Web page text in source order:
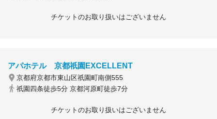
チケットのお取り扱いはございません
アパホテル 京都祇園EXCELLENT
京都府京都市東山区祇園町南側555
祇園四条徒歩5分 京都河原町徒歩7分
チケットのお取り扱いはございません